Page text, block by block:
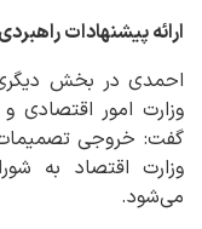
ارائه پیشنهادات
احمدی در بخش
وزارت امور اقتصادی
گفت: خروجی تصمیمات
وزارت اقتصاد به
می‌شود.